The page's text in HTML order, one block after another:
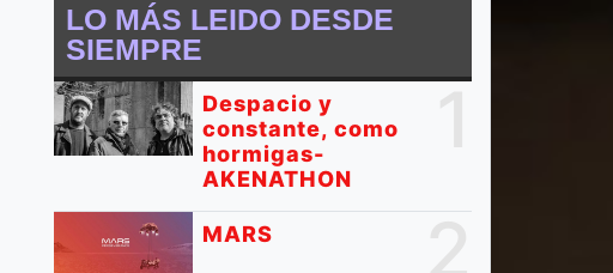
LO MÁS LEIDO DESDE
SIEMPRE
Despacio y
constante, como
hormigas-
AKENATHON
MARS